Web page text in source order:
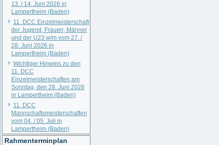
13. / 14. Juni 2026 in
Lampertheim (Baden)
11. DCC Einzelmeisterschaft
der Jugend, Frauen, Männer
und der U23 w/m vom 27. /
28. Juni 2026 in
Lampertheim (Baden)
Wichtiger Hinweis zu den
11. DCC
Einzelmeisterschaften am
Sonntag, den 28. Juni 2026
in Lampertheim (Baden)
11. DCC
Mannschaftsmeisterschaften
vom 04. / 05. Juli in
Lampertheim (Baden)
Rahmenterminplan